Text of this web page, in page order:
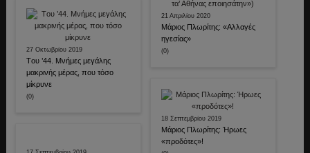
27 Οκτωβρίου 2019
Tου ’44. Μνήμες μεγάλης
μακρινής μέρας, που τόσο
μίκρυνε
(0)
21 Απριλίου 2020
Μάριος Πλωρίτης: «Αλλαγές
ηγεσίας»
(0)
18 Σεπτεμβρίου 2019
Μάριος Πλωρίτης: Ήρωες
«προδότες»!